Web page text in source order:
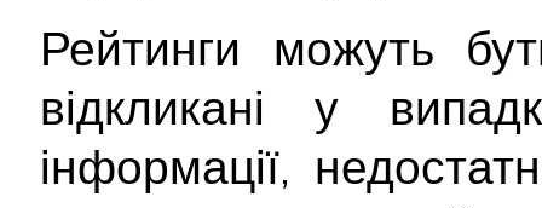
Рейтинги можуть
відкликані у
інформації,